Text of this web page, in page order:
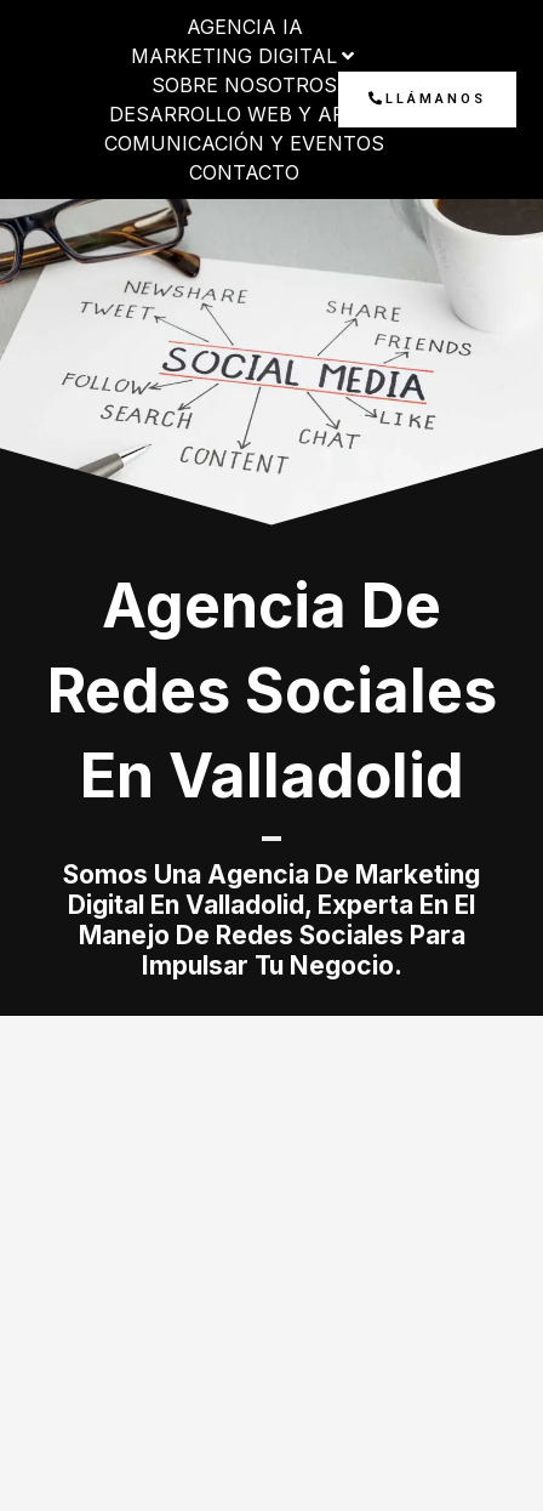
AGENCIA IA
MARKETING DIGITAL
SOBRE NOSOTROS
DESARROLLO WEB Y APP
COMUNICACIÓN Y EVENTOS
CONTACTO
LLÁMANOS
Agencia De
Redes Sociales
En Valladolid
Somos Una Agencia De Marketing
Digital En Valladolid, Experta En El
Manejo De Redes Sociales Para
Impulsar Tu Negocio.